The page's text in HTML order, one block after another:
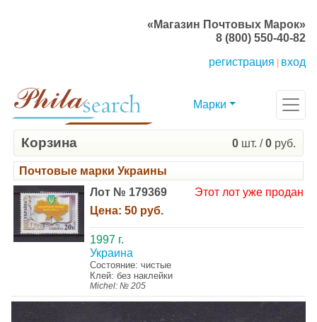
«Магазин Почтовых Марок»
8 (800) 550-40-82
регистрация
вход
Марки
Корзина 0 шт. /0 руб.
Почтовые марки Украины
Лот № 179369
Цена: 50 руб.
Этот лот уже продан
1997 г.
Украина
Состояние: чистые
Клей: без наклейки
Michel: № 205